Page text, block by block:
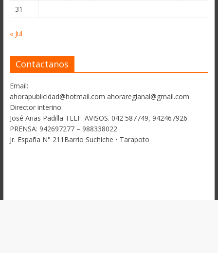
31
« Jul
Contactanos
Email:
ahorapublicidad@hotmail.com ahoraregianal@gmail.com
Director interino:
José Arias Padilla TELF. AVISOS. 042 587749, 942467926
PRENSA: 942697277 – 988338022
Jr. España N° 211Barrio Suchiche • Tarapoto